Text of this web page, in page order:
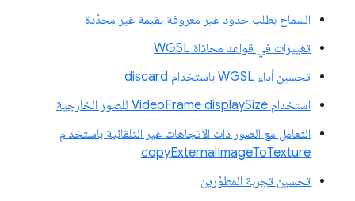
السماح بطلب حدود غير معروفة بقيمة غير محدّدة
تغييرات في قواعد محاذاة WGSL
تحسين أداء WGSL باستخدام discard
استخدام VideoFrame displaySize للصور الخارجية
التعامل مع الصور ذات الاتجاهات غير التلقائية باستخدام
copyExternalImageToTexture
تحسين تجربة المطوّرين